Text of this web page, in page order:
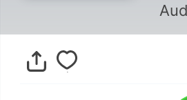
Audio Step
of